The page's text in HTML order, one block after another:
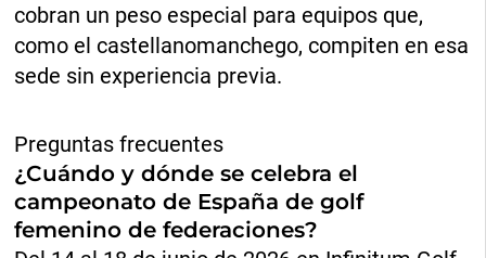
cobran un peso especial para equipos que,
como el castellanomanchego, compiten en esa
sede sin experiencia previa.
Preguntas frecuentes
¿Cuándo y dónde se celebra el
campeonato de España de golf
femenino de federaciones?